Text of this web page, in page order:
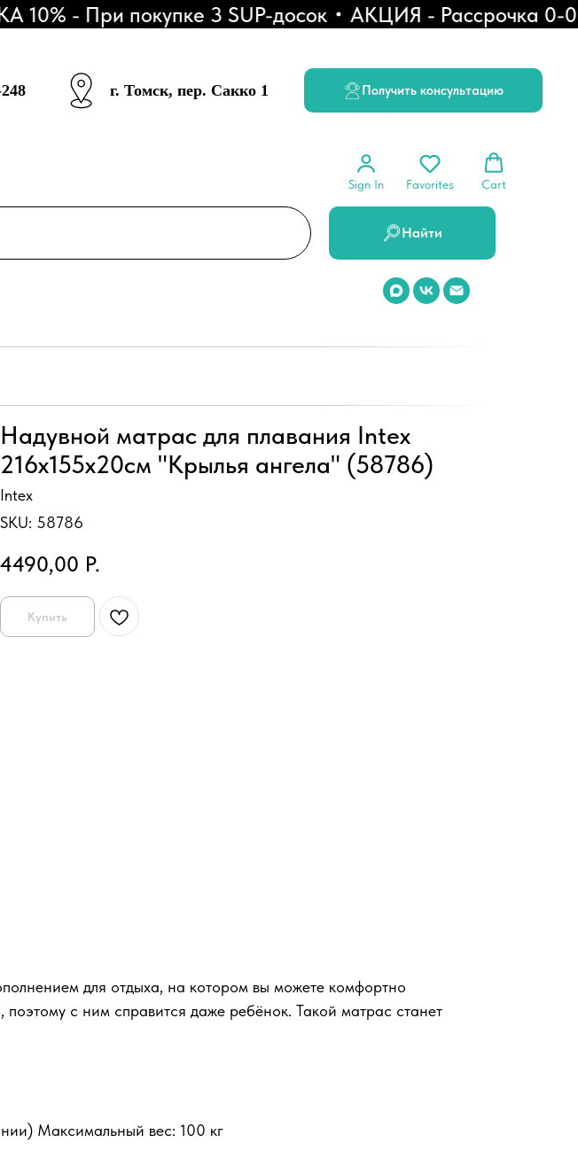
- При покупке 3 SUP-досок АКЦИЯ - Рассрочка 0-0-6
г. Томск, пер. Сакко 1 Получить консультацию
Sign In Favorites Cart
Найти
Надувной матрас для плавания Intex
216х155х20см "Крылья ангела" (58786)
Intex
SKU: 58786
4490,00 Р.
Купить
для отдыха, на котором вы можете комфортно
с ним справится даже ребёнок. Такой матрас станет
Максимальный вес: 100 кг